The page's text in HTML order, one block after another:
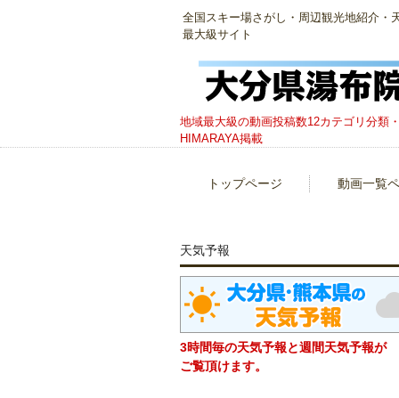
全国スキー場さがし・周辺観光地紹介・
最大級サイト
地域最大級の動画投稿数12カテゴリ分類
HIMARAYA掲載
トップページ 動画一覧
天気予報
3時間毎の天気予報と週間天気予報が
ご覧頂けます。